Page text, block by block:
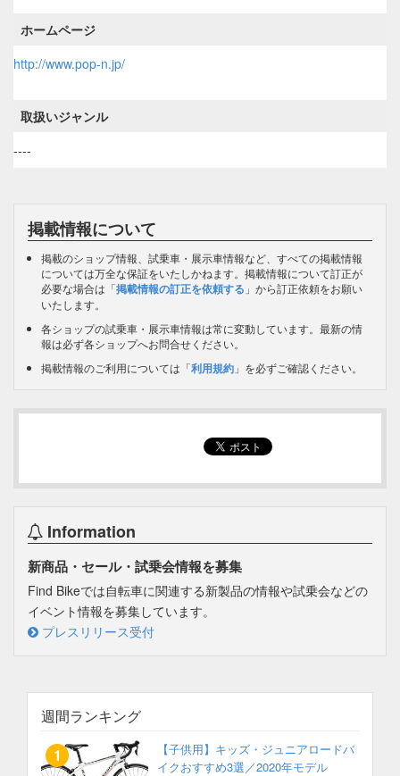
ホームページ
http://www.pop-n.jp/
取扱いジャンル
----
掲載情報について
掲載のショップ情報、試乗車・展示車情報など、すべての掲載情報
については万全な保証をいたしかねます。掲載情報について訂正が
必要な場合は「掲載情報の訂正を依頼する 」から訂正依頼をお願い
いたします。
各ショップの試乗車・展示車情報は常に変動しています。最新の情
報は必ず各ショップへお問合せください。
掲載情報のご利用については「利用規約 」を必ずご確認ください。
Information
新商品・セール・試乗会情報を募集
Find Bikeでは自転車に関連する新製品の情報や試乗会などの
イベント情報を募集しています。
プレスリリース受付
週間ランキング
【子供用】キッズ・ジュニアロードバ
イクおすすめ3選／2020年モデル